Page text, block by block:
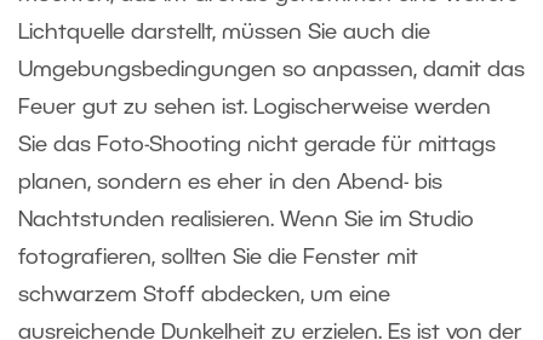
Lichtquelle darstellt, müssen Sie auch die
Umgebungsbedingungen so anpassen, damit das
Feuer gut zu sehen ist. Logischerweise werden
Sie das Foto-Shooting nicht gerade für mittags
planen, sondern es eher in den Abend- bis
Nachtstunden realisieren. Wenn Sie im Studio
fotografieren, sollten Sie die Fenster mit
schwarzem Stoff abdecken, um eine
ausreichende Dunkelheit zu erzielen. Es ist von der